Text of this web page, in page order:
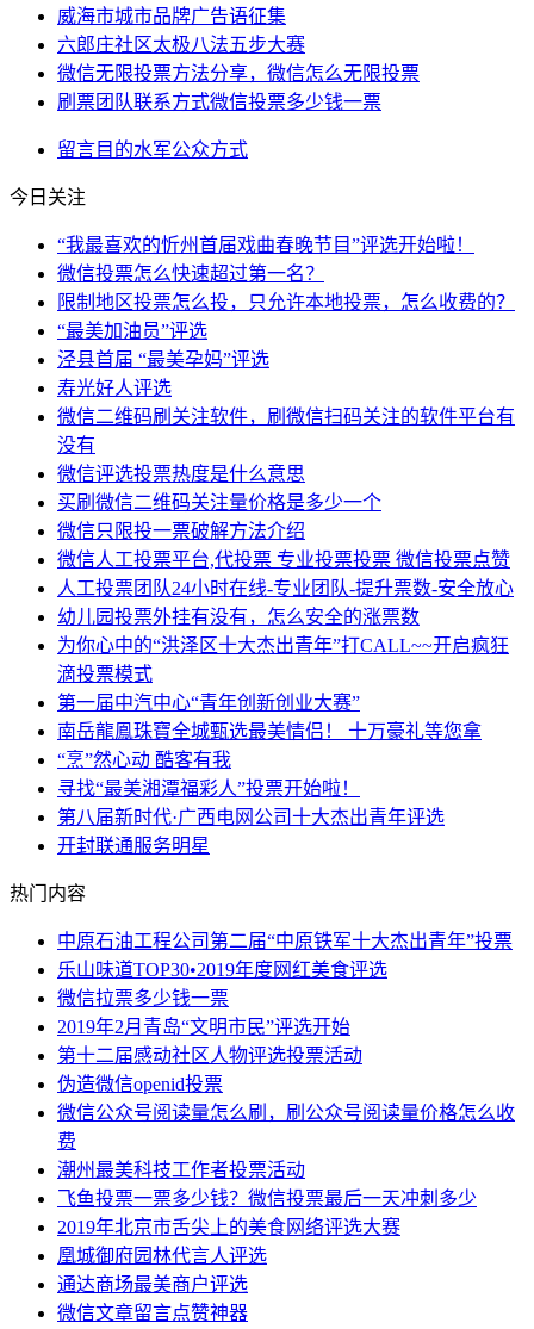
威海市城市品牌广告语征集
六郎庄社区太极八法五步大赛
微信无限投票方法分享，微信怎么无限投票
刷票团队联系方式微信投票多少钱一票
留言目的水军公众方式
今日关注
“我最喜欢的忻州首届戏曲春晚节目”评选开始啦！
微信投票怎么快速超过第一名？
限制地区投票怎么投，只允许本地投票，怎么收费的？
“最美加油员”评选
泾县首届 “最美孕妈”评选
寿光好人评选
微信二维码刷关注软件，刷微信扫码关注的软件平台有
没有
微信评选投票热度是什么意思
买刷微信二维码关注量价格是多少一个
微信只限投一票破解方法介绍
微信人工投票平台,代投票 专业投票投票 微信投票点赞
人工投票团队24小时在线-专业团队-提升票数-安全放心
幼儿园投票外挂有没有，怎么安全的涨票数
为你心中的“洪泽区十大杰出青年”打CALL~~开启疯狂
滴投票模式
第一届中汽中心“青年创新创业大赛”
南岳龍鳯珠寶全城甄选最美情侣！ 十万豪礼等您拿
“烹”然心动 酷客有我
寻找“最美湘潭福彩人”投票开始啦！
第八届新时代·广西电网公司十大杰出青年评选
开封联通服务明星
热门内容
中原石油工程公司第二届“中原铁军十大杰出青年”投票
乐山味道TOP30•2019年度网红美食评选
微信拉票多少钱一票
2019年2月青岛“文明市民”评选开始
第十二届感动社区人物评选投票活动
伪造微信openid投票
微信公众号阅读量怎么刷，刷公众号阅读量价格怎么收
费
潮州最美科技工作者投票活动
飞鱼投票一票多少钱？微信投票最后一天冲刺多少
2019年北京市舌尖上的美食网络评选大赛
凰城御府园林代言人评选
通达商场最美商户评选
微信文章留言点赞神器